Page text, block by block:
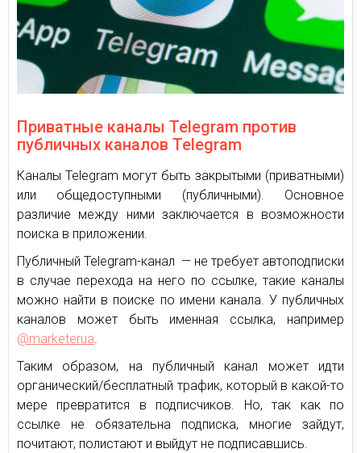
Приватные каналы Telegram против
публичных каналов Telegram
Каналы Telegram могут быть закрытыми (приватными)
или общедоступными (публичными). Основное
различие между ними заключается в возможности
поиска в приложении.
Публичный Telegram-канал — не требует автоподписки
в случае перехода на него по ссылке, такие каналы
можно найти в поиске по имени канала. У публичных
каналов может быть именная ссылка, например
@marketerua.
Таким образом, на публичный канал может идти
органический/бесплатный трафик, который в какой-то
мере превратится в подписчиков. Но, так как по
ссылке не обязательна подписка, многие зайдут,
почитают, полистают и выйдут не подписавшись.